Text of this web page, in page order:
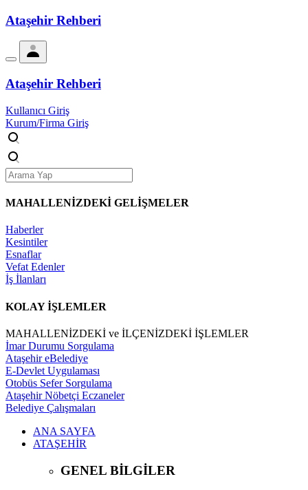
Ataşehir Rehberi
Ataşehir Rehberi
Kullanıcı Giriş
Kurum/Firma Giriş
MAHALLENİZDEKİ GELİŞMELER
Haberler
Kesintiler
Esnaflar
Vefat Edenler
İş İlanları
KOLAY İŞLEMLER
MAHALLENİZDEKİ ve İLÇENİZDEKİ İŞLEMLER
İmar Durumu Sorgulama
Ataşehir eBelediye
E-Devlet Uygulaması
Otobüs Sefer Sorgulama
Ataşehir Nöbetçi Eczaneler
Belediye Çalışmaları
ANA SAYFA
ATAŞEHİR
GENEL BİLGİLER